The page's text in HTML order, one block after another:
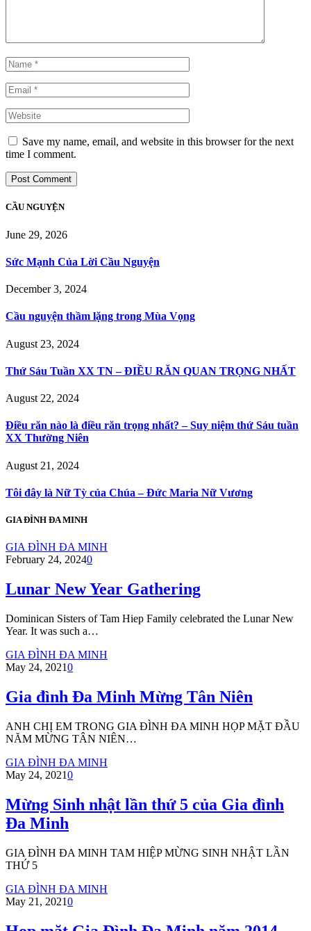
Save my name, email, and website in this browser for the next
time I comment.
CẦU NGUYỆN
June 29, 2026
Sức Mạnh Của Lời Cầu Nguyện
December 3, 2024
Cầu nguyện thầm lặng trong Mùa Vọng
August 23, 2024
Thứ Sáu Tuần XX TN – ĐIỀU RĂN QUAN TRỌNG NHẤT
August 22, 2024
Điều răn nào là điều răn trọng nhất? – Suy niệm thứ Sáu tuần
XX Thường Niên
August 21, 2024
Tôi đây là Nữ Tỳ của Chúa – Đức Maria Nữ Vương
GIA ĐÌNH ĐA MINH
GIA ĐÌNH ĐA MINH
February 24, 20240
Lunar New Year Gathering
Dominican Sisters of Tam Hiep Family celebrated the Lunar New
Year. It was such a…
GIA ĐÌNH ĐA MINH
May 24, 20210
Gia đình Đa Minh Mừng Tân Niên
ANH CHỊ EM TRONG GIA ĐÌNH ĐA MINH HỌP MẶT ĐẦU
NĂM MỪNG TÂN NIÊN…
GIA ĐÌNH ĐA MINH
May 24, 20210
Mừng Sinh nhật lần thứ 5 của Gia đình
Đa Minh
GIA ĐÌNH ĐA MINH TAM HIỆP MỪNG SINH NHẬT LẦN
THỨ 5
GIA ĐÌNH ĐA MINH
May 21, 20210